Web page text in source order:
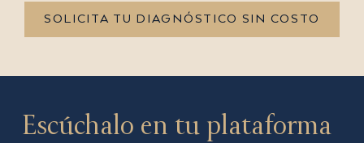
SOLICITA TU DIAGNÓSTICO SIN COSTO
Escúchalo en tu plataforma